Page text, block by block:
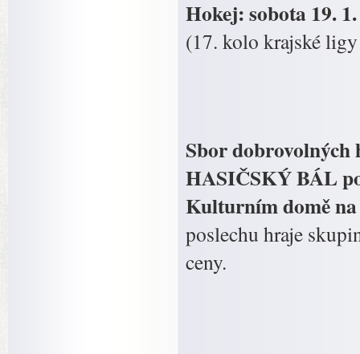
Hokej: sobota 19.
(17. kolo krajské
Sbor dobrovolných
HASIČSKÝ BÁL
Kulturním domě
poslechu hraje
ceny.